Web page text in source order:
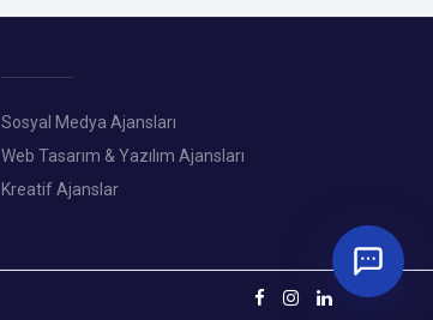
Sosyal Medya Ajansları
Web Tasarım & Yazılım Ajansları
Kreatif Ajanslar